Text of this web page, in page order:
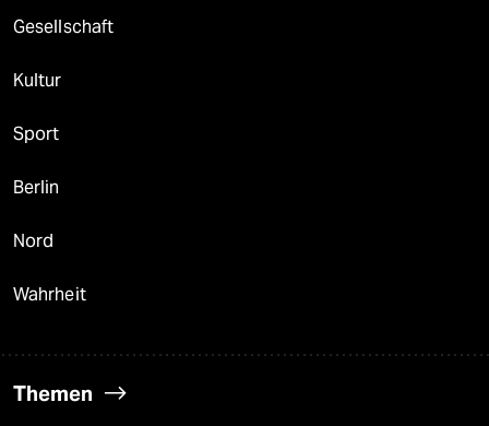
Gesellschaft
Kultur
Sport
Berlin
Nord
Wahrheit
Themen